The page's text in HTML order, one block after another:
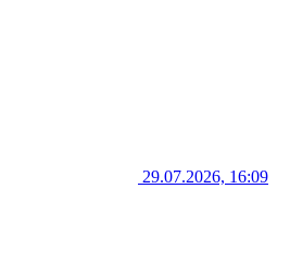
29.07.2026, 16:09